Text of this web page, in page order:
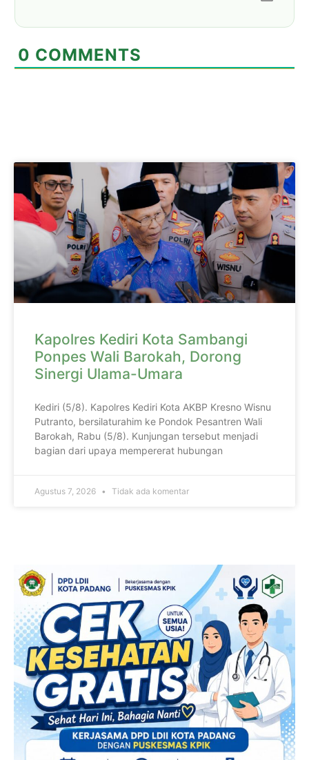
0 COMMENTS
Kapolres Kediri Kota Sambangi
Ponpes Wali Barokah, Dorong
Sinergi Ulama-Umara
Kediri (5/8). Kapolres Kediri Kota AKBP Kresno Wisnu
Putranto, bersilaturahim ke Pondok Pesantren Wali
Barokah, Rabu (5/8). Kunjungan tersebut menjadi
bagian dari upaya mempererat hubungan
Agustus 7, 2026 Tidak ada komentar